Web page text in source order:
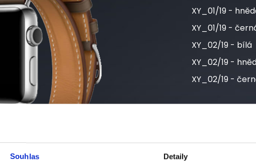
Souhlas Detaily
XY_01/19 -
XY_01/19 -
XY_02/19 - bílá
XY_02/19 -
XY_02/19 -
Při objednání 10